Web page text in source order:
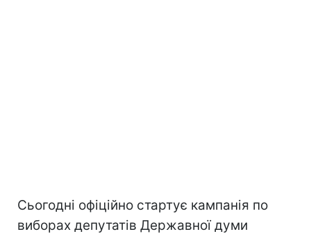
Сьогодні офіційно стартує кампанія по
виборах депутатів Державної думи